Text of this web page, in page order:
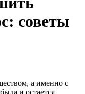
советы
а именно с